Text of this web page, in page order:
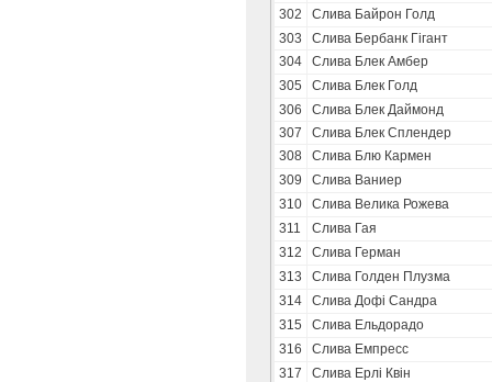
302
Слива Байрон Голд
303
Слива Бербанк Гігант
304
Слива Блек Амбер
305
Слива Блек Голд
306
Слива Блек Даймонд
307
Слива Блек Сплендер
308
Слива Блю Кармен
309
Слива Ваниер
310
Слива Велика Рожева
311
Слива Гая
312
Слива Герман
313
Слива Голден Плузма
314
Слива Дофі Сандра
315
Слива Ельдорадо
316
Слива Емпресс
317
Слива Ерлі Квін